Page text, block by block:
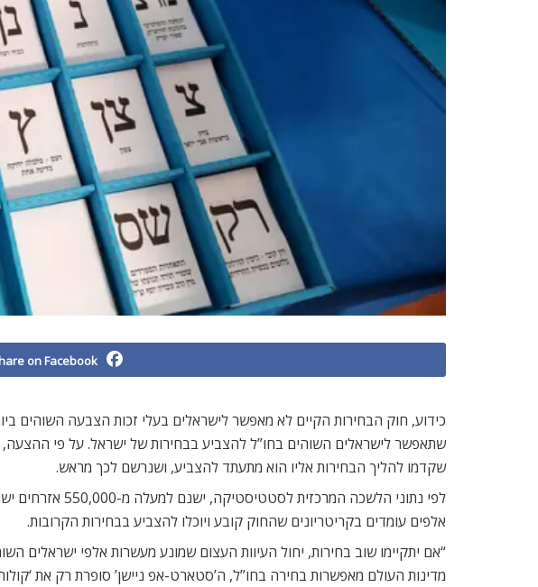
on Facebook
כידוע, חוק הבחירות הקיים לא מאפשר לישראלים בעלי זכות הצבעה השוהים
שתאפשר לישראלים השוהים בחו”ל להצביע בבחירות של ישראל. על פי
שקדמו להליך הבחירות אליו הוא מתעתד להצביע, ושנרשם לכך מראש.
אלפים עומדים בקריטריונים שהחוק קובע ויוכלו להצביע בבחירות הקרובות.
“אם יתקיימו שוב בחירות, יחול העיוות העצום שמונע מעשרות אלפי ישראלים
מדינות העולם מאפשרות בחירה בחו”ל, ה’סטארט-אפ ניישן’ סופרת רק את